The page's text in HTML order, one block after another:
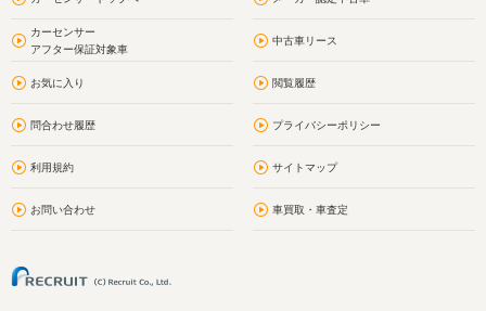
カーセンサー
アフター保証対象車
中古車リース
お気に入り 閲覧履歴
問合わせ履歴 プライバシーポリシー
利用規約 サイトマップ
お問い合わせ 車買取・車査定